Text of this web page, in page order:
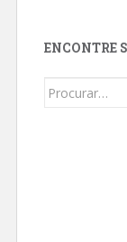
ENCONTRE
Buscar: